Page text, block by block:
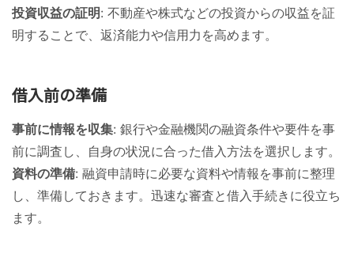
投資収益の証明: 不動産や株式などの投資からの収益を証
明することで、返済能力や信用力を高めます。
借入前の準備
事前に情報を収集: 銀行や金融機関の融資条件や要件を事
前に調査し、自身の状況に合った借入方法を選択します。
資料の準備: 融資申請時に必要な資料や情報を事前に整理
し、準備しておきます。迅速な審査と借入手続きに役立ち
ます。